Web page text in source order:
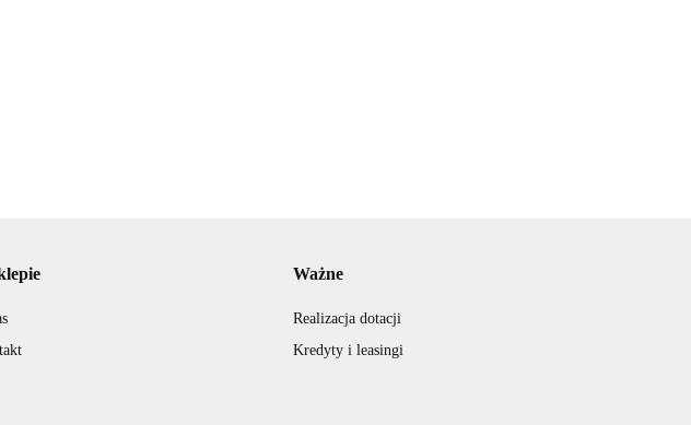
Ważne
Realizacja dotacji
Kredyty i leasingi